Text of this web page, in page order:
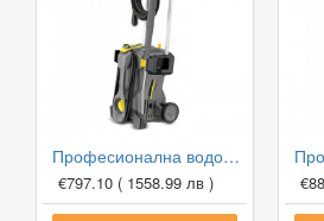
Професионална водоструйка Karcher HD 5/11 P Plus *EU
€797.10 ( 1558.99 лв )